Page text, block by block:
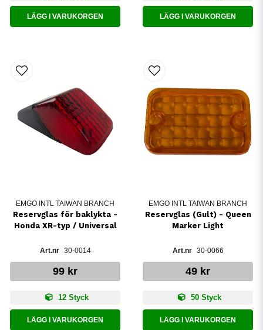
LÄGG I VARUKORGEN LÄGG I VARUKORGEN
EMGO INTL TAIWAN BRANCH
Reservglas för baklykta -
Honda XR-typ / Universal
30-0014
99 kr
12 Styck
LÄGG I VARUKORGEN
EMGO INTL TAIWAN BRANCH
Reservglas (Gult) - Queen
Marker Light
30-0066
49 kr
50 Styck
LÄGG I VARUKORGEN